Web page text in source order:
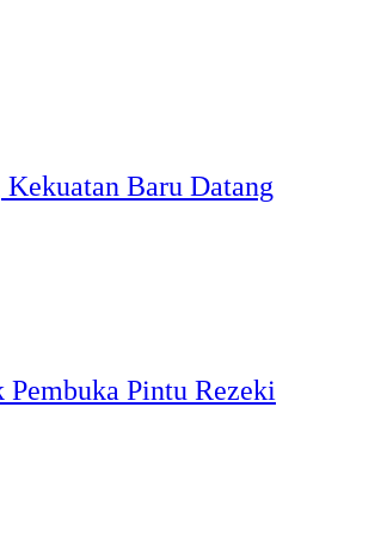
Kekuatan Baru Datang
Pintu Rezeki